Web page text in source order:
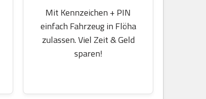
Mit Kennzeichen + PIN
einfach Fahrzeug in Flöha
zulassen. Viel Zeit & Geld
sparen!